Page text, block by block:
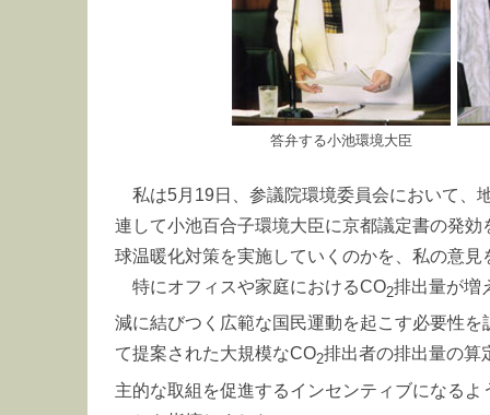
答弁する小池環境大臣
私は5月19日、参議院環境委員会において、
連して小池百合子環境大臣に京都議定書の発
球温暖化対策を実施していくのかを、私の意
特にオフィスや家庭におけるCO2排出量が増
減に結びつく広範な国民運動を起こす必要性
て提案された大規模なCO2排出者の排出量の算
主的な取組を促進するインセンティブになる